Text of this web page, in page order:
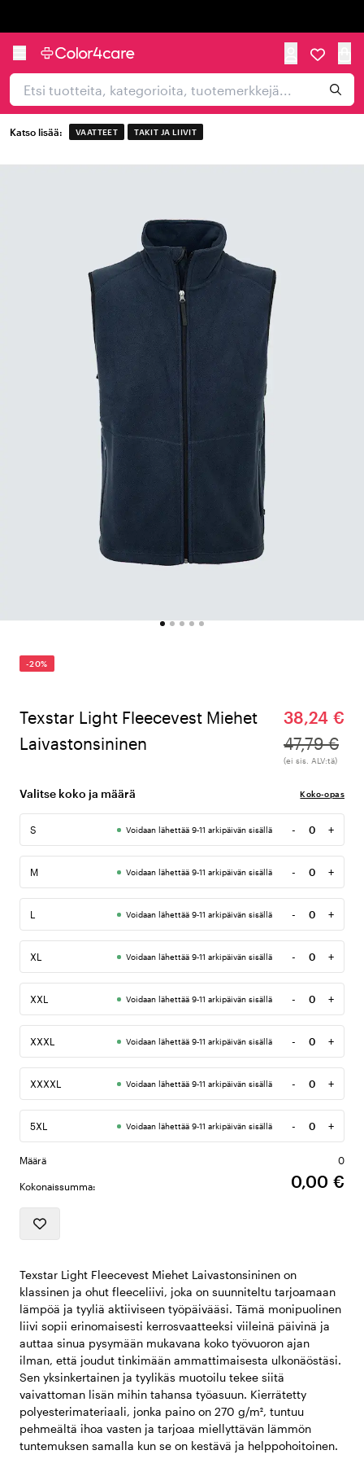
Katso lisää: VAATTEET TAKIT JA LIIVIT
-20%
Texstar Light Fleecevest Miehet
Laivastonsininen
38,24 €
47,79 €
(ei sis. ALV:tä)
Valitse koko ja määrä Koko-opas
S Voidaan lähettää 9-11 arkipäivän sisällä -
Määrä
+
M Voidaan lähettää 9-11 arkipäivän sisällä -
Määrä
+
L Voidaan lähettää 9-11 arkipäivän sisällä -
Määrä
+
XL Voidaan lähettää 9-11 arkipäivän sisällä -
Määrä
+
XXL Voidaan lähettää 9-11 arkipäivän sisällä -
Määrä
+
XXXL Voidaan lähettää 9-11 arkipäivän sisällä -
Määrä
+
XXXXL Voidaan lähettää 9-11 arkipäivän sisällä -
Määrä
+
5XL Voidaan lähettää 9-11 arkipäivän sisällä -
Määrä
+
Määrä 0
Kokonaissumma: 0,00 €
Texstar Light Fleecevest Miehet Laivastonsininen on
klassinen ja ohut fleeceliivi, joka on suunniteltu tarjoamaan
lämpöä ja tyyliä aktiiviseen työpäivääsi. Tämä monipuolinen
liivi sopii erinomaisesti kerrosvaatteeksi viileinä päivinä ja
auttaa sinua pysymään mukavana koko työvuoron ajan
ilman, että joudut tinkimään ammattimaisesta ulkonäöstäsi.
Sen yksinkertainen ja tyylikäs muotoilu tekee siitä
vaivattoman lisän mihin tahansa työasuun. Kierrätetty
polyesterimateriaali, jonka paino on 270 g/m², tuntuu
pehmeältä ihoa vasten ja tarjoaa miellyttävän lämmön
tuntemuksen samalla kun se on kestävä ja helppohoitoinen.